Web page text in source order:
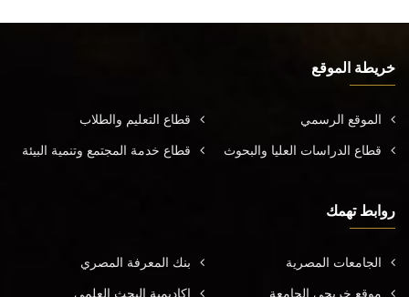
خريطة الموقع
الموقع الرسمي قطاع التعليم والطلاب
قطاع الدراسات العليا والبحوث قطاع خدمة المجتمع وتنمية البيئة
روابط تهمك
الجامعات المصرية بنك المعرفة المصري
موقع خريجي الجامعة اكاديمية البحث العلمي